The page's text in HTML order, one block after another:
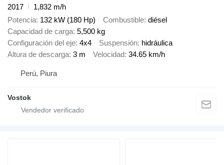
2017
1,832 m/h
Potencia 132 kW (180 Hp) Combustible diésel
Capacidad de carga 5,500 kg
Configuración del eje 4x4 Suspensión hidráulica
Altura de descarga 3 m Velocidad 34.65 km/h
Perú, Piura
Vostok